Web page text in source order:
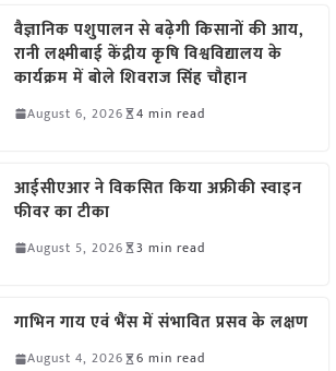
वैज्ञानिक पशुपालन से बढ़ेगी किसानों की आय,
रानी लक्ष्मीबाई केंद्रीय कृषि विश्वविद्यालय के
कार्यक्रम में बोले शिवराज सिंह चौहान
August 6, 2026 4 min read
आईसीएआर ने विकसित किया अफ्रीकी स्वाइन
फीवर का टीका
August 5, 2026 3 min read
गाभिन गाय एवं भैंस में संभावित प्रसव के लक्षण
August 4, 2026 6 min read